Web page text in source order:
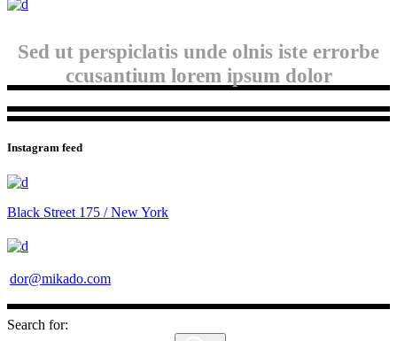
Sed ut perspiclatis unde olnis iste errorbe
ccusantium lorem ipsum dolor
Instagram feed
Black Street 175 / New York
dor@mikado.com
Search for: